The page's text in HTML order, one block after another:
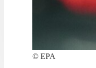
© EPA